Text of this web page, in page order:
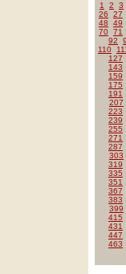
1 2 3
26
27
48
49
70 71
92
110
127
143
159
175
191
207
223
239
255
271
287
303
319
335
351
367
383
399
415
431
447
463